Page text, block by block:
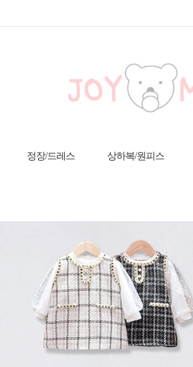
정장/드레스 상하복/원피스